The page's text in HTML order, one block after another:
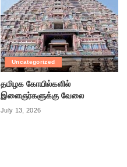
Uncategorized
தமிழக கோயில்களில்
இளைஞர்களுக்கு வேலை
July 13, 2026